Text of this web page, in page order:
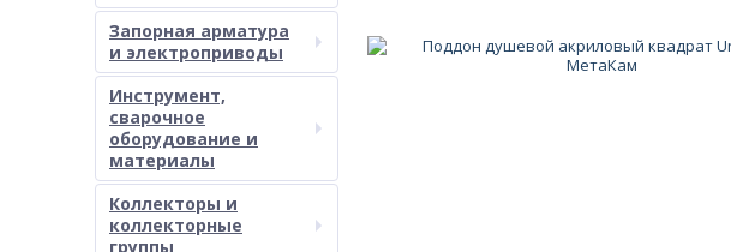
Запорная арматура
и электроприводы
Инструмент,
сварочное
оборудование и
материалы
Коллекторы и
коллекторные
группы